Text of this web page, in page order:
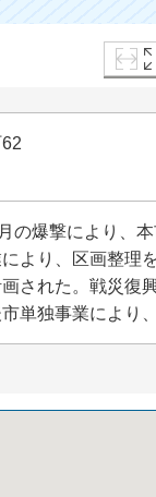
の爆撃により、
より、区画整理
された。戦災復
単独事業により